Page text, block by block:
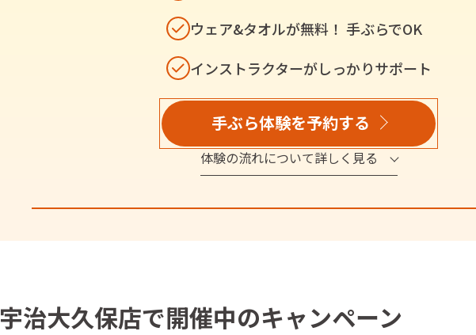
ウェア&タオルが無料！ 手ぶらでOK
インストラクターがしっかりサポート
手ぶら体験を予約する
体験の流れについて詳しく見る
宇治大久保店で開催中のキャンペーン